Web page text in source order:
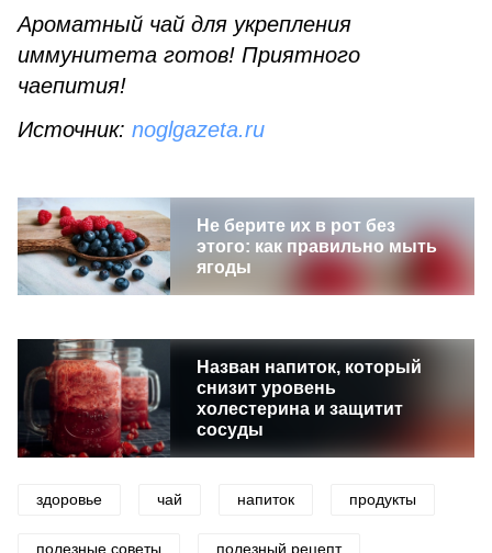
Ароматный чай для укрепления
иммунитета готов! Приятного
чаепития!
Источник: noglgazeta.ru
Не берите их в рот без
этого: как правильно мыть
ягоды
Назван напиток, который
снизит уровень
холестерина и защитит
сосуды
здоровье чай напиток продукты
полезные советы полезный рецепт